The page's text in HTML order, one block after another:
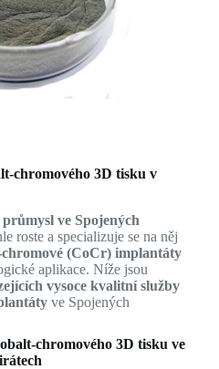
chromového 3D tisku v
ve Spojených
roste a specializuje se na něj
(CoCr) implantáty
aplikace. Níže jsou
vysoce kvalitní služby
ve Spojených
chromového 3D tisku ve